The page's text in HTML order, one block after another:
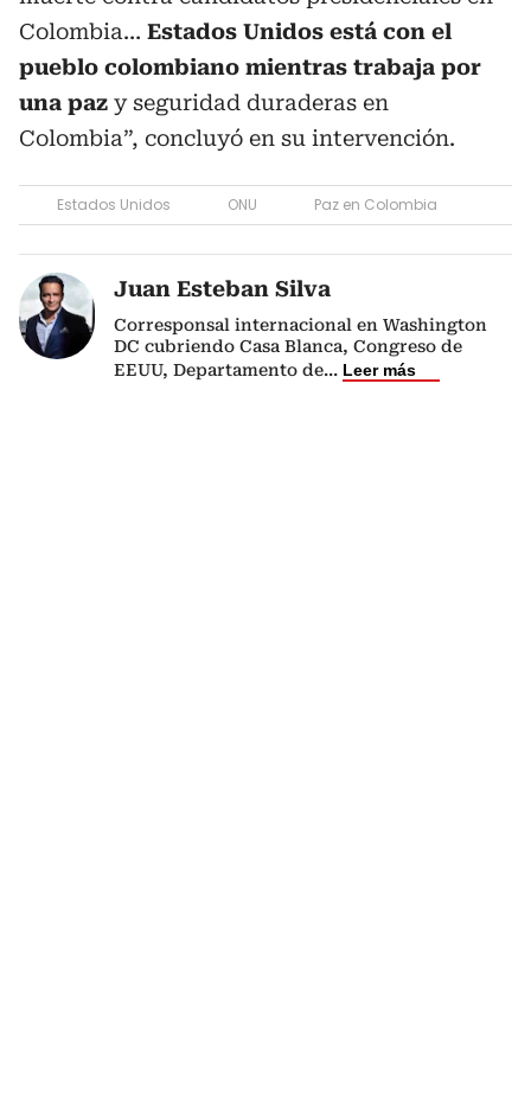
Colombia… Estados Unidos está con el
pueblo colombiano mientras trabaja por
una paz y seguridad duraderas en
Colombia”, concluyó en su intervención.
Estados Unidos ONU Paz en Colombia
Juan Esteban Silva
Corresponsal internacional en Washington
DC cubriendo Casa Blanca, Congreso de
EEUU, Departamento de... Leer más